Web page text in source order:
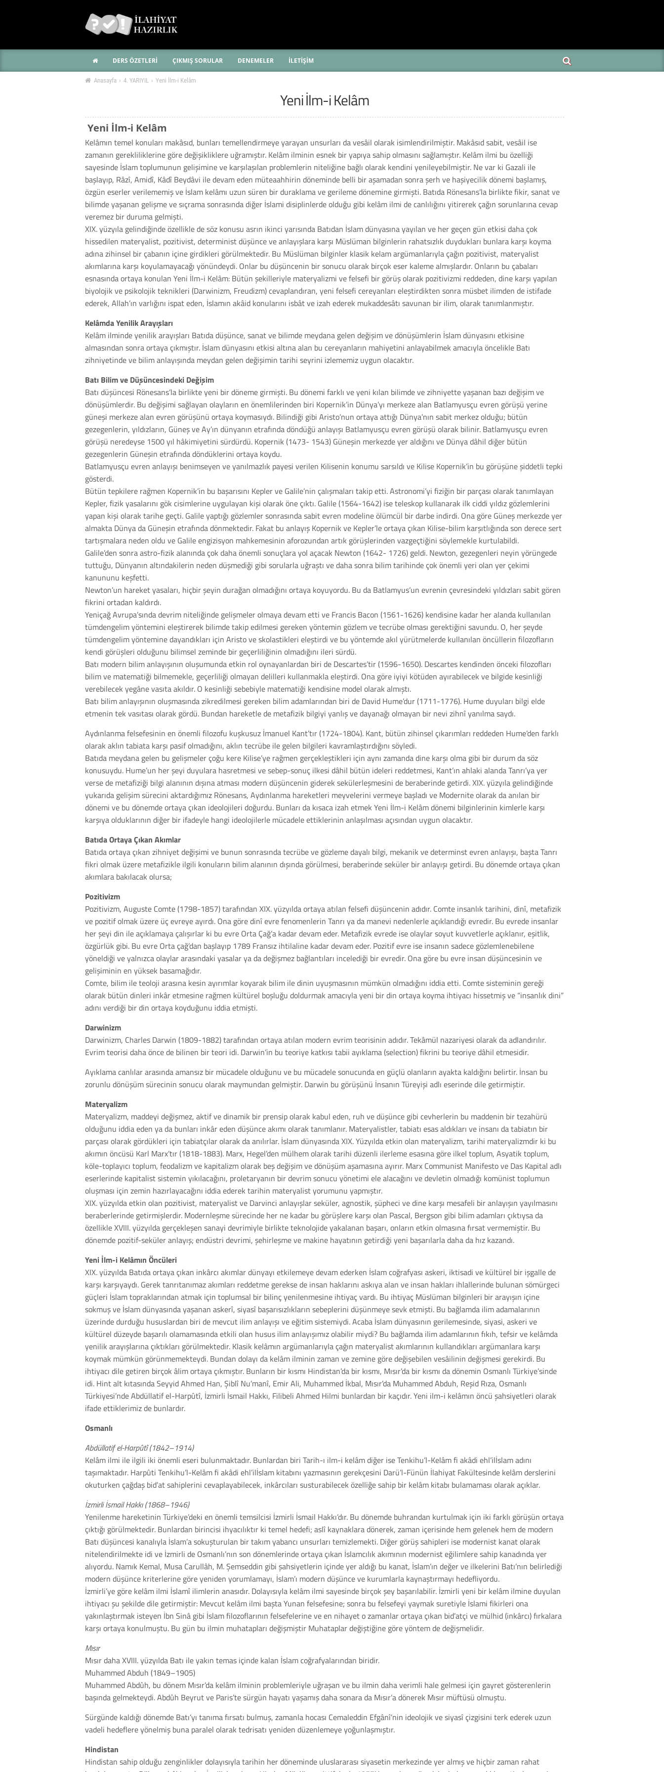
DERS ÖZETLERİ ÇIKMIŞ SORULAR DENEMELER İLETİŞİM
Anasayfa › 4. YARIYIL › Yeni İlm-i Kelâm
Yeni İlm-i Kelâm
Yeni İlm-i Kelâm
Kelâmın temel konuları makâsıd, bunları temellendirmeye yarayan unsurları da vesâil olarak isimlendirilmiştir. Makâsıd sabit, vesâil ise
zamanın gerekliliklerine göre değişikliklere uğramıştır. Kelâm ilminin esnek bir yapıya sahip olmasını sağlamıştır. Kelâm ilmi bu özelliği
sayesinde İslam toplumunun gelişimine ve karşılaşılan problemlerin niteliğine bağlı olarak kendini yenileyebilmiştir. Ne var ki Gazali ile
başlayıp, Râzî, Amidî, Kâdî Beydâvi ile devam eden müteaahhirin döneminde belli bir aşamadan sonra şerh ve haşiyecilik dönemi başlamış,
özgün eserler verilememiş ve İslam kelâmı uzun süren bir duraklama ve gerileme dönemine girmişti. Batıda Rönesans’la birlikte fikir, sanat ve
bilimde yaşanan gelişme ve sıçrama sonrasında diğer İslami disiplinlerde olduğu gibi kelâm ilmi de canlılığını yitirerek çağın sorunlarına cevap
veremez bir duruma gelmişti.
XIX. yüzyıla gelindiğinde özellikle de söz konusu asrın ikinci yarısında Batıdan İslam dünyasına yayılan ve her geçen gün etkisi daha çok
hissedilen materyalist, pozitivist, determinist düşünce ve anlayışlara karşı Müslüman bilginlerin rahatsızlık duydukları bunlara karşı koyma
adına zihinsel bir çabanın içine girdikleri görülmektedir. Bu Müslüman bilginler klasik kelam argümanlarıyla çağın pozitivist, materyalist
akımlarına karşı koyulamayacağı yönündeydi. Onlar bu düşüncenin bir sonucu olarak birçok eser kaleme almışlardır. Onların bu çabaları
esnasında ortaya konulan Yeni İlm-i Kelâm: Bütün şekilleriyle materyalizmi ve felsefi bir görüş olarak pozitivizmi reddeden, dine karşı yapılan
biyolojik ve psikolojik teknikleri (Darwinizm, Freudizm) cevaplandıran, yeni felsefi cereyanları eleştirdikten sonra müsbet ilimden de istifade
ederek, Allah’ın varlığını ispat eden, İslamın akâid konularını isbât ve izah ederek mukaddesâtı savunan bir ilim, olarak tanımlanmıştır.
Kelâmda Yenilik Arayışları
Kelâm ilminde yenilik arayışları Batıda düşünce, sanat ve bilimde meydana gelen değişim ve dönüşümlerin İslam dünyasını etkisine
almasından sonra ortaya çıkmıştır. İslam dünyasını etkisi altına alan bu cereyanların mahiyetini anlayabilmek amacıyla öncelikle Batı
zihniyetinde ve bilim anlayışında meydan gelen değişimin tarihi seyrini izlememiz uygun olacaktır.
Batı Bilim ve Düşüncesindeki Değişim
Batı düşüncesi Rönesans’la birlikte yeni bir döneme girmişti. Bu dönemi farklı ve yeni kılan bilimde ve zihniyette yaşanan bazı değişim ve
dönüşümlerdir. Bu değişimi sağlayan olayların en önemlilerinden biri Kopernik’in Dünya’yı merkeze alan Batlamyusçu evren görüşü yerine
güneşi merkeze alan evren görüşünü ortaya koymasıydı. Bilindiği gibi Aristo’nun ortaya attığı Dünya’nın sabit merkez olduğu; bütün
gezegenlerin, yıldızların, Güneş ve Ay’ın dünyanın etrafında döndüğü anlayışı Batlamyusçu evren görüşü olarak bilinir. Batlamyusçu evren
görüşü neredeyse 1500 yıl hâkimiyetini sürdürdü. Kopernik (1473- 1543) Güneşin merkezde yer aldığını ve Dünya dâhil diğer bütün
gezegenlerin Güneşin etrafında döndüklerini ortaya koydu.
Batlamyusçu evren anlayışı benimseyen ve yanılmazlık payesi verilen Kilisenin konumu sarsıldı ve Kilise Kopernik’in bu görüşüne şiddetli tepki
gösterdi.
Bütün tepkilere rağmen Kopernik’in bu başarısını Kepler ve Galile’nin çalışmaları takip etti. Astronomi’yi fiziğin bir parçası olarak tanımlayan
Kepler, fizik yasalarını gök cisimlerine uygulayan kişi olarak öne çıktı. Galile (1564-1642) ise teleskop kullanarak ilk ciddi yıldız gözlemlerini
yapan kişi olarak tarihe geçti. Galile yaptığı gözlemler sonrasında sabit evren modeline ölümcül bir darbe indirdi. Ona göre Güneş merkezde yer
almakta Dünya da Güneşin etrafında dönmektedir. Fakat bu anlayış Kopernik ve Kepler’le ortaya çıkan Kilise-bilim karşıtlığında son derece sert
tartışmalara neden oldu ve Galile engizisyon mahkemesinin aforozundan artık görüşlerinden vazgeçtiğini söylemekle kurtulabildi.
Galile’den sonra astro-fizik alanında çok daha önemli sonuçlara yol açacak Newton (1642- 1726) geldi. Newton, gezegenleri neyin yörüngede
tuttuğu, Dünyanın altındakilerin neden düşmediği gibi sorularla uğraştı ve daha sonra bilim tarihinde çok önemli yeri olan yer çekimi
kanununu keşfetti.
Newton’un hareket yasaları, hiçbir şeyin durağan olmadığını ortaya koyuyordu. Bu da Batlamyus’un evrenin çevresindeki yıldızları sabit gören
fikrini ortadan kaldırdı.
Yeniçağ Avrupa’sında devrim niteliğinde gelişmeler olmaya devam etti ve Francis Bacon (1561-1626) kendisine kadar her alanda kullanılan
tümdengelim yöntemini eleştirerek bilimde takip edilmesi gereken yöntemin gözlem ve tecrübe olması gerektiğini savundu. O, her şeyde
tümdengelim yöntemine dayandıkları için Aristo ve skolastikleri eleştirdi ve bu yöntemde akıl yürütmelerde kullanılan öncüllerin filozofların
kendi görüşleri olduğunu bilimsel zeminde bir geçerliliğinin olmadığını ileri sürdü.
Batı modern bilim anlayışının oluşumunda etkin rol oynayanlardan biri de Descartes’tir (1596-1650). Descartes kendinden önceki filozofları
bilim ve matematiği bilmemekle, geçerliliği olmayan delilleri kullanmakla eleştirdi. Ona göre iyiyi kötüden ayırabilecek ve bilgide kesinliği
verebilecek yegâne vasıta akıldır. O kesinliği sebebiyle matematiği kendisine model olarak almıştı.
Batı bilim anlayışının oluşmasında zikredilmesi gereken bilim adamlarından biri de David Hume’dur (1711-1776). Hume duyuları bilgi elde
etmenin tek vasıtası olarak gördü. Bundan hareketle de metafizik bilgiyi yanlış ve dayanağı olmayan bir nevi zihnî yanılma saydı.
Aydınlanma felsefesinin en önemli filozofu kuşkusuz İmanuel Kant’tır (1724-1804). Kant, bütün zihinsel çıkarımları reddeden Hume’den farklı
olarak aklın tabiata karşı pasif olmadığını, aklın tecrübe ile gelen bilgileri kavramlaştırdığını söyledi.
Batıda meydana gelen bu gelişmeler çoğu kere Kilise’ye rağmen gerçekleştikleri için aynı zamanda dine karşı olma gibi bir durum da söz
konusuydu. Hume’un her şeyi duyulara hasretmesi ve sebep-sonuç ilkesi dâhil bütün ideleri reddetmesi, Kant’ın ahlaki alanda Tanrı’ya yer
verse de metafiziği bilgi alanının dışına atması modern düşüncenin giderek sekülerleşmesini de beraberinde getirdi. XIX. yüzyıla gelindiğinde
yukarıda gelişim sürecini aktardığımız Rönesans, Aydınlanma hareketleri meyvelerini vermeye başladı ve Modernite olarak da anılan bir
dönemi ve bu dönemde ortaya çıkan ideolojileri doğurdu. Bunları da kısaca izah etmek Yeni İlm-i Kelâm dönemi bilginlerinin kimlerle karşı
karşıya olduklarının diğer bir ifadeyle hangi ideolojilerle mücadele ettiklerinin anlaşılması açısından uygun olacaktır.
Batıda Ortaya Çıkan Akımlar
Batıda ortaya çıkan zihniyet değişimi ve bunun sonrasında tecrübe ve gözleme dayalı bilgi, mekanik ve determinst evren anlayışı, başta Tanrı
fikri olmak üzere metafizikle ilgili konuların bilim alanının dışında görülmesi, beraberinde seküler bir anlayışı getirdi. Bu dönemde ortaya çıkan
akımlara bakılacak olursa;
Pozitivizm
Pozitivizm, Auguste Comte (1798-1857) tarafından XIX. yüzyılda ortaya atılan felsefi düşüncenin adıdır. Comte insanlık tarihini, dinî, metafizik
ve pozitif olmak üzere üç evreye ayırdı. Ona göre dinî evre fenomenlerin Tanrı ya da manevi nedenlerle açıklandığı evredir. Bu evrede insanlar
her şeyi din ile açıklamaya çalışırlar ki bu evre Orta Çağ’a kadar devam eder. Metafizik evrede ise olaylar soyut kuvvetlerle açıklanır, eşitlik,
özgürlük gibi. Bu evre Orta çağ’dan başlayıp 1789 Fransız ihtilaline kadar devam eder. Pozitif evre ise insanın sadece gözlemlenebilene
yöneldiği ve yalnızca olaylar arasındaki yasalar ya da değişmez bağlantıları incelediği bir evredir. Ona göre bu evre insan düşüncesinin ve
gelişiminin en yüksek basamağıdır.
Comte, bilim ile teoloji arasına kesin ayırımlar koyarak bilim ile dinin uyuşmasının mümkün olmadığını iddia etti. Comte sisteminin gereği
olarak bütün dinleri inkâr etmesine rağmen kültürel boşluğu doldurmak amacıyla yeni bir din ortaya koyma ihtiyacı hissetmiş ve “insanlık dini”
adını verdiği bir din ortaya koyduğunu iddia etmişti.
Darwinizm
Darwinizm, Charles Darwin (1809-1882) tarafından ortaya atılan modern evrim teorisinin adıdır. Tekâmül nazariyesi olarak da adlandırılır.
Evrim teorisi daha önce de bilinen bir teori idi. Darwin’in bu teoriye katkısı tabii ayıklama (selection) fikrini bu teoriye dâhil etmesidir.
Ayıklama canlılar arasında amansız bir mücadele olduğunu ve bu mücadele sonucunda en güçlü olanların ayakta kaldığını belirtir. İnsan bu
zorunlu dönüşüm sürecinin sonucu olarak maymundan gelmiştir. Darwin bu görüşünü İnsanın Türeyişi adlı eserinde dile getirmiştir.
Materyalizm
Materyalizm, maddeyi değişmez, aktif ve dinamik bir prensip olarak kabul eden, ruh ve düşünce gibi cevherlerin bu maddenin bir tezahürü
olduğunu iddia eden ya da bunları inkâr eden düşünce akımı olarak tanımlanır. Materyalistler, tabiatı esas aldıkları ve insanı da tabiatın bir
parçası olarak gördükleri için tabiatçılar olarak da anılırlar. İslam dünyasında XIX. Yüzyılda etkin olan materyalizm, tarihi materyalizmdir ki bu
akımın öncüsü Karl Marx’tır (1818-1883). Marx, Hegel’den mülhem olarak tarihi düzenli ilerleme esasına göre ilkel toplum, Asyatik toplum,
köle-toplayıcı toplum, feodalizm ve kapitalizm olarak beş değişim ve dönüşüm aşamasına ayırır. Marx Communist Manifesto ve Das Kapital adlı
eserlerinde kapitalist sistemin yıkılacağını, proletaryanın bir devrim sonucu yönetimi ele alacağını ve devletin olmadığı komünist toplumun
oluşması için zemin hazırlayacağını iddia ederek tarihin materyalist yorumunu yapmıştır.
XIX. yüzyılda etkin olan pozitivist, materyalist ve Darvinci anlayışlar seküler, agnostik, şüpheci ve dine karşı mesafeli bir anlayışın yayılmasını
beraberlerinde getirmişlerdir. Modernleşme sürecinde her ne kadar bu görüşlere karşı olan Pascal, Bergson gibi bilim adamları çıktıysa da
özellikle XVIII. yüzyılda gerçekleşen sanayi devrimiyle birlikte teknolojide yakalanan başarı, onların etkin olmasına fırsat vermemiştir. Bu
dönemde pozitif-seküler anlayış; endüstri devrimi, şehirleşme ve makine hayatının getirdiği yeni başarılarla daha da hız kazandı.
Yeni İlm-i Kelâmın Öncüleri
XIX. yüzyılda Batıda ortaya çıkan inkârcı akımlar dünyayı etkilemeye devam ederken İslam coğrafyası askeri, iktisadi ve kültürel bir işgalle de
karşı karşıyaydı. Gerek tanrıtanımaz akımları reddetme gerekse de insan haklarını askıya alan ve insan hakları ihlallerinde bulunan sömürgeci
güçleri İslam topraklarından atmak için toplumsal bir bilinç yenilenmesine ihtiyaç vardı. Bu ihtiyaç Müslüman bilginleri bir arayışın içine
sokmuş ve İslam dünyasında yaşanan askerî, siyasî başarısızlıkların sebeplerini düşünmeye sevk etmişti. Bu bağlamda ilim adamalarının
üzerinde durduğu hususlardan biri de mevcut ilim anlayışı ve eğitim sistemiydi. Acaba İslam dünyasının gerilemesinde, siyasi, askeri ve
kültürel düzeyde başarılı olamamasında etkili olan husus ilim anlayışımız olabilir miydi? Bu bağlamda ilim adamlarının fıkıh, tefsir ve kelâmda
yenilik arayışlarına çıktıkları görülmektedir. Klasik kelâmın argümanlarıyla çağın materyalist akımlarının kullandıkları argümanlara karşı
koymak mümkün görünmemekteydi. Bundan dolayı da kelâm ilminin zaman ve zemine göre değişebilen vesâilinin değişmesi gerekirdi. Bu
ihtiyacı dile getiren birçok âlim ortaya çıkmıştır. Bunların bir kısmı Hindistan’da bir kısmı, Mısır’da bir kısmı da dönemin Osmanlı Türkiye’sinde
idi. Hint alt kıtasında Seyyid Ahmed Han, Şiblî Nu’manî, Emir Ali, Muhammed İkbal, Mısır’da Muhammed Abduh, Reşid Rıza, Osmanlı
Türkiyesi’nde Abdüllatif el-Harpûtî, İzmirli İsmail Hakkı, Filibeli Ahmed Hilmi bunlardan bir kaçıdır. Yeni ilm-i kelâmın öncü şahsiyetleri olarak
ifade ettiklerimiz de bunlardır.
Osmanlı
Abdüllatif el-Harpûtî (1842–1914)
Kelâm ilmi ile ilgili iki önemli eseri bulunmaktadır. Bunlardan biri Tarih-ı ilm-i kelâm diğer ise Tenkihu’l-Kelâm fi akâdi ehl’ilİslam adını
taşımaktadır. Harpûti Tenkihu’l-Kelâm fi akâdi ehl’ilİslam kitabını yazmasının gerekçesini Darü’l-Fünün İlahiyat Fakültesinde kelâm derslerini
okuturken çağdaş bid’at sahiplerini cevaplayabilecek, inkârcıları susturabilecek özelliğe sahip bir kelâm kitabı bulamaması olarak açıklar.
İzmirli İsmail Hakkı (1868–1946)
Yenilenme hareketinin Türkiye’deki en önemli temsilcisi İzmirli İsmail Hakkı’dır. Bu dönemde buhrandan kurtulmak için iki farklı görüşün ortaya
çıktığı görülmektedir. Bunlardan birincisi ihyacılıktır ki temel hedefi; aslî kaynaklara dönerek, zaman içerisinde hem gelenek hem de modern
Batı düşüncesi kanalıyla İslam’a sokuşturulan bir takım yabancı unsurları temizlemekti. Diğer görüş sahipleri ise modernist kanat olarak
nitelendirilmekte idi ve İzmirli de Osmanlı’nın son dönemlerinde ortaya çıkan İslamcılık akımının modernist eğilimlere sahip kanadında yer
alıyordu. Namık Kemal, Musa Carullâh, M. Şemseddin gibi şahsiyetlerin içinde yer aldığı bu kanat, İslam’ın değer ve ilkelerini Batı’nın belirlediği
modern düşünce kriterlerine göre yeniden yorumlamayı, İslam’ı modern düşünce ve kurumlarla kaynaştırmayı hedefliyordu.
İzmirli’ye göre kelâm ilmi İslamî ilimlerin anasıdır. Dolayısıyla kelâm ilmi sayesinde birçok şey başarılabilir. İzmirli yeni bir kelâm ilmine duyulan
ihtiyacı şu şekilde dile getirmiştir: Mevcut kelâm ilmi başta Yunan felsefesine; sonra bu felsefeyi yaymak suretiyle İslami fikirleri ona
yakınlaştırmak isteyen İbn Sinâ gibi İslam filozoflarının felsefelerine ve en nihayet o zamanlar ortaya çıkan bid’atçi ve mülhid (inkârcı) fırkalara
karşı ortaya konulmuştu. Bu gün bu ilmin muhatapları değişmiştir Muhataplar değiştiğine göre yöntem de değişmelidir.
Mısır
Mısır daha XVIII. yüzyılda Batı ile yakın temas içinde kalan İslam coğrafyalarından biridir.
Muhammed Abduh (1849–1905)
Muhammed Abdûh, bu dönem Mısır’da kelâm ilminin problemleriyle uğraşan ve bu ilmin daha verimli hale gelmesi için gayret gösterenlerin
başında gelmekteydi. Abdûh Beyrut ve Paris’te sürgün hayatı yaşamış daha sonara da Mısır’a dönerek Mısır müftüsü olmuştu.
Sürgünde kaldığı dönemde Batı’yı tanıma fırsatı bulmuş, zamanla hocası Cemaleddin Efgânî’nin ideolojik ve siyasî çizgisini terk ederek uzun
vadeli hedeflere yönelmiş buna paralel olarak tedrisatı yeniden düzenlemeye yoğunlaşmıştır.
Hindistan
Hindistan sahip olduğu zenginlikler dolayısıyla tarihin her döneminde uluslararası siyasetin merkezinde yer almış ve hiçbir zaman rahat